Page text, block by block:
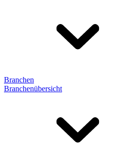
Branchen
Branchenübersicht